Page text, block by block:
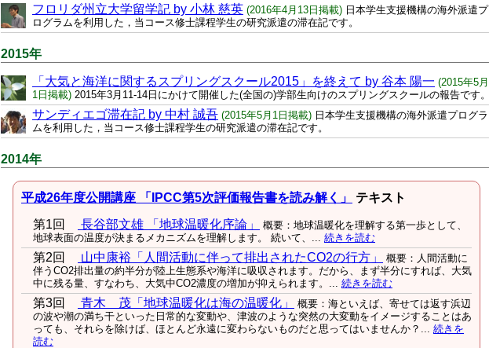
フロリダ州立大学留学記 by 小林 慈英 (2016年4月13日掲載) 日本学生支援機構の海外派遣プ
ログラムを利用した，当コース修士課程学生の研究派遣の滞在記です。
2015年
「大気と海洋に関するスプリングスクール2015」を終えて by 谷本 陽一 (2015年5月
1日掲載) 2015年3月11-14日にかけて開催した(全国の)学部生向けのスプリングスクールの報告です。
サンディエゴ滞在記 by 中村 誠吾 (2015年5月1日掲載) 日本学生支援機構の海外派遣プログラ
ムを利用した，当コース修士課程学生の研究派遣の滞在記です。
2014年
平成26年度公開講座 「IPCC第5次評価報告書を読み解く」
テキスト
第1回
長谷部文雄 「地球温暖化序論」
概要：地球温暖化を理解する第一歩として、
地球表面の温度が決まるメカニズムを理解します。 続いて、... 続きを読む
第2回 山中康裕「人間活動に伴って排出されたCO2の行方」
概要：人間活動に
伴うCO2排出量の約半分が陸上生態系や海洋に吸収されます。だから、まず半分にすれば、大気
中に残る量、すなわち、大気中CO2濃度の増加が抑えられます。... 続きを読む
第3回 青木 茂「地球温暖化は海の温暖化」
概要：海といえば、寄せては返す浜辺
の波や潮の満ち干といった日常的な変動や、津波のような突然の大変動をイメージすることはあ
っても、それらを除けば、ほとんど永遠に変わらないものだと思ってはいませんか？... 続きを
読む